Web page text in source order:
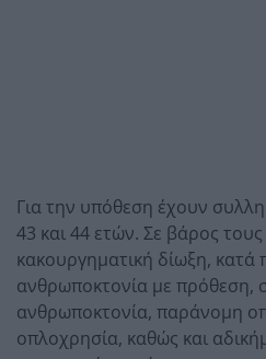
Για την υπόθεση έχουν
43 και 44 ετών. Σε βάρος τους
κακουργηματική δίωξη, κατά
ανθρωποκτονία με πρόθεση,
ανθρωποκτονία, παράνομη
οπλοχρησία, καθώς και